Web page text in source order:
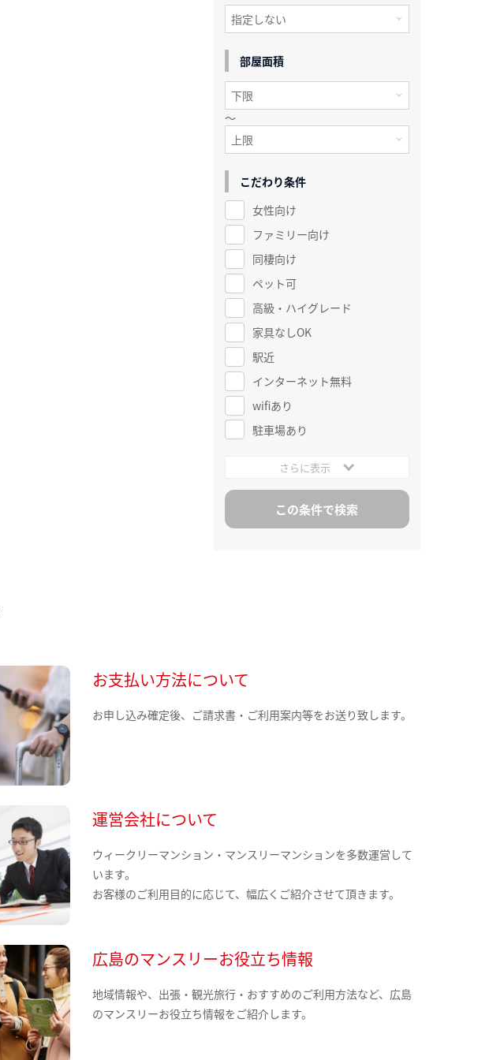
部屋面積
～
こだわり条件
女性向け
ファミリー向け
同棲向け
ペット可
高級・ハイグレード
家具なしOK
駅近
インターネット無料
wifiあり
駐車場あり
さらに表示
お支払い方法について
お申し込み確定後、ご請求書・ご利用案内等をお送り致します。
運営会社について
ウィークリーマンション・マンスリーマンションを多数運営して
います。
お客様のご利用目的に応じて、幅広くご紹介させて頂きます。
広島のマンスリーお役立ち情報
地域情報や、出張・観光旅行・おすすめのご利用方法など、広島
のマンスリーお役立ち情報をご紹介します。